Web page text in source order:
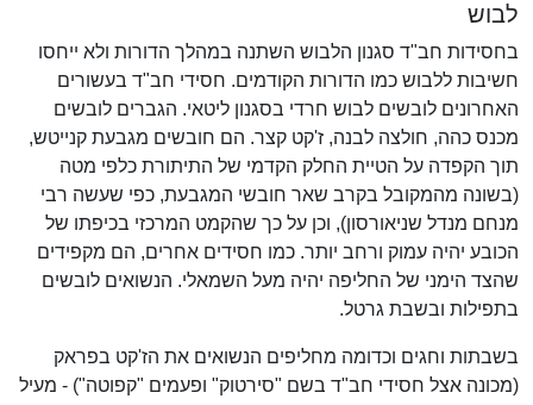
לבוש
בחסידות חב"ד סגנון הלבוש השתנה במהלך הדורות ולא ייחסו
חשיבות ללבוש כמו הדורות הקודמים. חסידי חב"ד בעשורים
האחרונים לובשים לבוש חרדי בסגנון ליטאי. הגברים לובשים
מכנס כהה, חולצה לבנה, ז'קט קצר. הם חובשים מגבעת קנייטש,
תוך הקפדה על הטיית החלק הקדמי של התיתורת כלפי מטה
(בשונה מהמקובל בקרב שאר חובשי המגבעת, כפי שעשה רבי
מנחם מנדל שניאורסון), וכן על כך שהקמט המרכזי בכיפתו של
הכובע יהיה עמוק ורחב יותר. כמו חסידים אחרים, הם מקפידים
שהצד הימני של החליפה יהיה מעל השמאלי. הנשואים לובשים
בתפילות ובשבת גרטל.
בשבתות וחגים וכדומה מחליפים הנשואים את הז'קט בפראק
(מכונה אצל חסידי חב"ד בשם "סירטוק" ופעמים "קפוטה") - מעיל